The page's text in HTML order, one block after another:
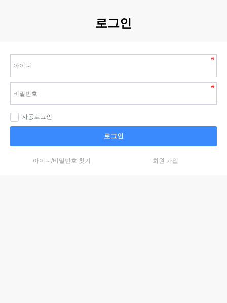
로그인
자동로그인
로그인
아이디/비밀번호 찾기 회원 가입